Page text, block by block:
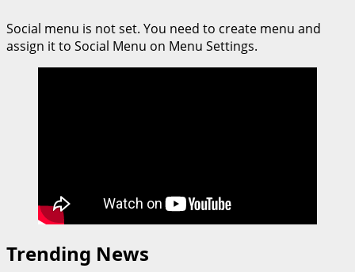
Social menu is not set. You need to create menu and
assign it to Social Menu on Menu Settings.
Trending News